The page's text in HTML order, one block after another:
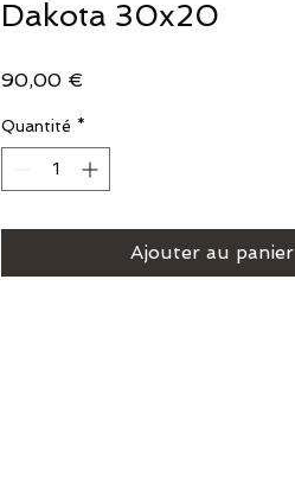
Dakota 30x20
90,00 €
Quantité *
Ajouter au panier